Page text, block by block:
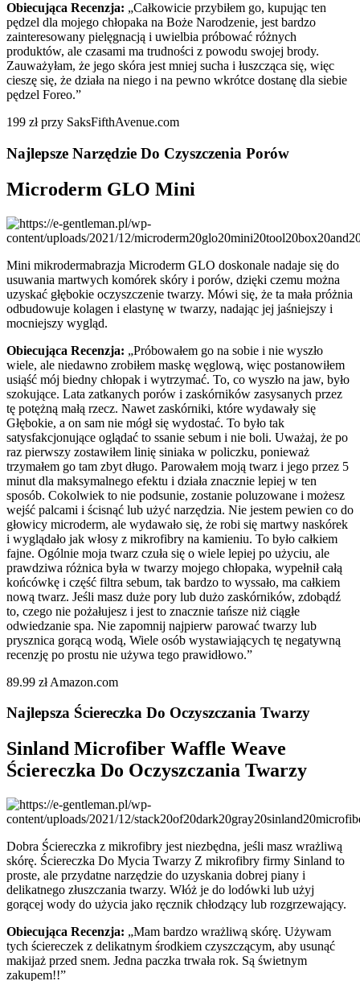
Obiecująca Recenzja: „Całkowicie przybiłem go, kupując ten
pędzel dla mojego chłopaka na Boże Narodzenie, jest bardzo
zainteresowany pielęgnacją i uwielbia próbować różnych
produktów, ale czasami ma trudności z powodu swojej brody.
Zauważyłam, że jego skóra jest mniej sucha i łuszcząca się, więc
cieszę się, że działa na niego i na pewno wkrótce dostanę dla siebie
pędzel Foreo.”
199 zł przy SaksFifthAvenue.com
Najlepsze Narzędzie Do Czyszczenia Porów
Microderm GLO Mini
Mini mikrodermabrazja Microderm GLO doskonale nadaje się do
usuwania martwych komórek skóry i porów, dzięki czemu można
uzyskać głębokie oczyszczenie twarzy. Mówi się, że ta mała próżnia
odbudowuje kolagen i elastynę w twarzy, nadając jej jaśniejszy i
mocniejszy wygląd.
Obiecująca Recenzja: „Próbowałem go na sobie i nie wyszło
wiele, ale niedawno zrobiłem maskę węglową, więc postanowiłem
usiąść mój biedny chłopak i wytrzymać. To, co wyszło na jaw, było
szokujące. Lata zatkanych porów i zaskórników zasysanych przez
tę potężną małą rzecz. Nawet zaskórniki, które wydawały się
Głębokie, a on sam nie mógł się wydostać. To było tak
satysfakcjonujące oglądać to ssanie sebum i nie boli. Uważaj, że po
raz pierwszy zostawiłem linię siniaka w policzku, ponieważ
trzymałem go tam zbyt długo. Parowałem moją twarz i jego przez 5
minut dla maksymalnego efektu i działa znacznie lepiej w ten
sposób. Cokolwiek to nie podsunie, zostanie poluzowane i możesz
wejść palcami i ścisnąć lub użyć narzędzia. Nie jestem pewien co do
głowicy microderm, ale wydawało się, że robi się martwy naskórek
i wyglądało jak włosy z mikrofibry na kamieniu. To było całkiem
fajne. Ogólnie moja twarz czuła się o wiele lepiej po użyciu, ale
prawdziwa różnica była w twarzy mojego chłopaka, wypełnił całą
końcówkę i część filtra sebum, tak bardzo to wyssało, ma całkiem
nową twarz. Jeśli masz duże pory lub dużo zaskórników, zdobądź
to, czego nie pożałujesz i jest to znacznie tańsze niż ciągłe
odwiedzanie spa. Nie zapomnij najpierw parować twarzy lub
prysznica gorącą wodą, Wiele osób wystawiających tę negatywną
recenzję po prostu nie używa tego prawidłowo.”
89.99 zł Amazon.com
Najlepsza Ściereczka Do Oczyszczania Twarzy
Sinland Microfiber Waffle Weave
Ściereczka Do Oczyszczania Twarzy
Dobra Ściereczka z mikrofibry jest niezbędna, jeśli masz wrażliwą
skórę. Ściereczka Do Mycia Twarzy Z mikrofibry firmy Sinland to
proste, ale przydatne narzędzie do uzyskania dobrej piany i
delikatnego złuszczania twarzy. Włóż je do lodówki lub użyj
gorącej wody do użycia jako ręcznik chłodzący lub rozgrzewający.
Obiecująca Recenzja: „Mam bardzo wrażliwą skórę. Używam
tych ściereczek z delikatnym środkiem czyszczącym, aby usunąć
makijaż przed snem. Jedna paczka trwała rok. Są świetnym
zakupem!!”